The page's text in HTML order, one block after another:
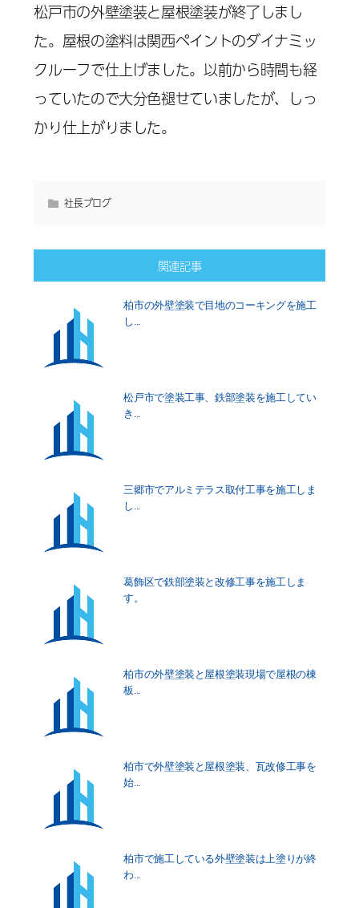
松戸市の外壁塗装と屋根塗装が終了しまし
た。屋根の塗料は関西ペイントのダイナミッ
クルーフで仕上げました。以前から時間も経
っていたので大分色褪せていましたが、しっ
かり仕上がりました。
社長ブログ
関連記事
柏市の外壁塗装で目地のコーキングを施工
し...
松戸市で塗装工事、鉄部塗装を施工してい
き...
三郷市でアルミテラス取付工事を施工しま
し...
葛飾区で鉄部塗装と改修工事を施工しま
す。
柏市の外壁塗装と屋根塗装現場で屋根の棟
板...
柏市で外壁塗装と屋根塗装、瓦改修工事を
始...
柏市で施工している外壁塗装は上塗りが終
わ...